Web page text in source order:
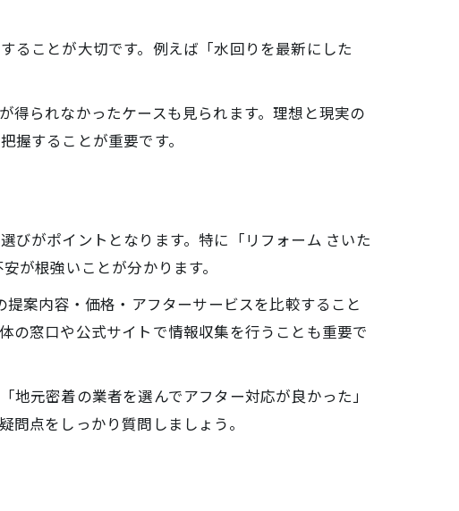
業者
最適化
ることが大切です。例えば「水回りを最新にした
られなかったケースも見られます。理想と現実の
することが重要です。
びがポイントとなります。特に「リフォーム さいた
が根強いことが分かります。
案内容・価格・アフターサービスを比較すること
の窓口や公式サイトで情報収集を行うことも重要で
元密着の業者を選んでアフター対応が良かった」
点をしっかり質問しましょう。